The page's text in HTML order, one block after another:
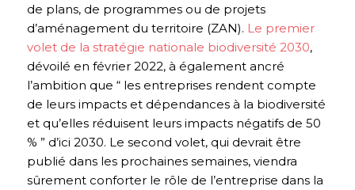
de plans, de programmes ou de projets
d’aménagement du territoire (ZAN). Le premier
volet de la stratégie nationale biodiversité 2030,
dévoilé en février 2022, à également ancré
l’ambition que “ les entreprises rendent compte
de leurs impacts et dépendances à la biodiversité
et qu’elles réduisent leurs impacts négatifs de 50
% ” d’ici 2030. Le second volet, qui devrait être
publié dans les prochaines semaines, viendra
sûrement conforter le rôle de l’entreprise dans la